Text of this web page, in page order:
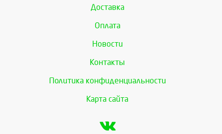
Доставка
Оплата
Новости
Контакты
Политика конфиденциальности
Карта сайта